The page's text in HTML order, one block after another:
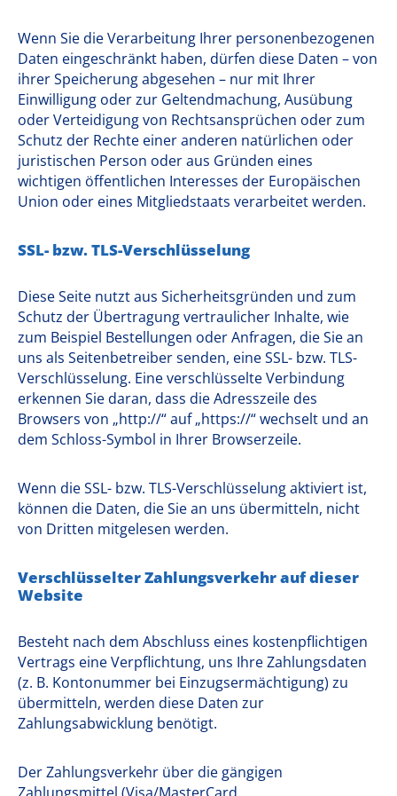
Wenn Sie die Verarbeitung Ihrer personenbezogenen
Daten eingeschränkt haben, dürfen diese Daten – von
ihrer Speicherung abgesehen – nur mit Ihrer
Einwilligung oder zur Geltendmachung, Ausübung
oder Verteidigung von Rechtsansprüchen oder zum
Schutz der Rechte einer anderen natürlichen oder
juristischen Person oder aus Gründen eines
wichtigen öffentlichen Interesses der Europäischen
Union oder eines Mitgliedstaats verarbeitet werden.
SSL- bzw. TLS-Verschlüsselung
Diese Seite nutzt aus Sicherheitsgründen und zum
Schutz der Übertragung vertraulicher Inhalte, wie
zum Beispiel Bestellungen oder Anfragen, die Sie an
uns als Seitenbetreiber senden, eine SSL- bzw. TLS-
Verschlüsselung. Eine verschlüsselte Verbindung
erkennen Sie daran, dass die Adresszeile des
Browsers von „http://“ auf „https://“ wechselt und an
dem Schloss-Symbol in Ihrer Browserzeile.
Wenn die SSL- bzw. TLS-Verschlüsselung aktiviert ist,
können die Daten, die Sie an uns übermitteln, nicht
von Dritten mitgelesen werden.
Verschlüsselter Zahlungsverkehr auf dieser
Website
Besteht nach dem Abschluss eines kostenpflichtigen
Vertrags eine Verpflichtung, uns Ihre Zahlungsdaten
(z. B. Kontonummer bei Einzugsermächtigung) zu
übermitteln, werden diese Daten zur
Zahlungsabwicklung benötigt.
Der Zahlungsverkehr über die gängigen